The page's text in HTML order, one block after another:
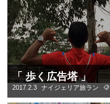
「 歩く広告塔 」
2017.2.3 ナイジェリア旅ラン